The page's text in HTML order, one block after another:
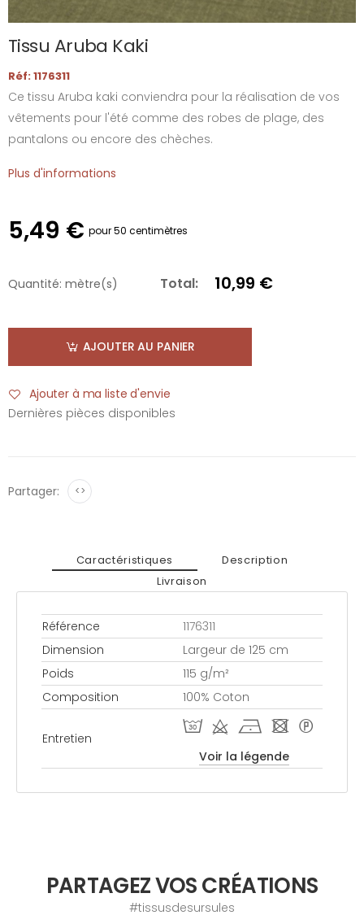
Tissu Aruba Kaki
Réf: 1176311
Ce tissu Aruba kaki conviendra pour la réalisation de vos
vêtements pour l'été comme des robes de plage, des
pantalons ou encore des chèches.
Plus d'informations
5,49 € pour 50 centimètres
Quantité: mètre(s) Total: 10,99 €
AJOUTER AU PANIER
Ajouter à ma liste d'envie
Dernières pièces disponibles
Partager: <>
Caractéristiques
Description
Livraison
Référence
1176311
Dimension
Largeur de 125 cm
Poids
115 g/m²
Composition
100% Coton
Entretien
T d h - *
Voir la légende
PARTAGEZ VOS CRÉATIONS
#tissusdesursules